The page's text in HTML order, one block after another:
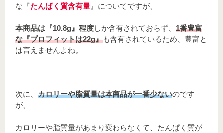
な『たんぱく質含有量 』についてですが、
本商品は『10.8g』程度しか含有されておらず、 1番豊富
な『プロフィットは22g』も含有されているため、豊富と
は言えませんよね。
次に、 カロリーや脂質量は本商品が一番少ないのです
が、
カロリーや脂質量があまり変わらなくて、たんぱく質が